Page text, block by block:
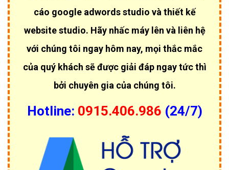
cáo google adwords studio và thiết kế
website studio. Hãy nhấc máy lên và liên hệ
với chúng tôi ngay hôm nay, mọi thắc mắc
của quý khách sẽ được giải đáp ngay tức thì
bởi chuyên gia của chúng tôi.
Hotline: 0915.406.986 (24/7)